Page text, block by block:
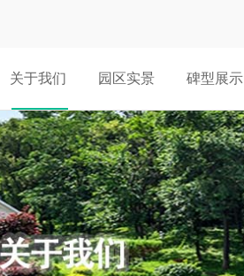
关于我们 园区实景 碑型展示